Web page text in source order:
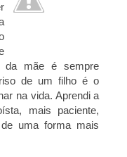
da mãe é sempre
de um filho é o
na vida. Aprendi a
mais paciente,
uma forma mais